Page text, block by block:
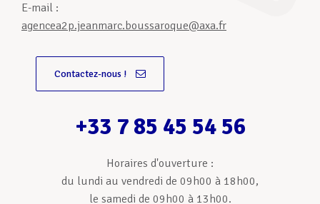
E-mail :
agencea2p.jeanmarc.boussaroque@axa.fr
Contactez-nous !
+33 7 85 45 54 56
Horaires d'ouverture :
du lundi au vendredi de 09h00 à 18h00,
le samedi de 09h00 à 13h00.